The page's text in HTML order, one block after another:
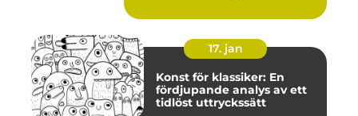
17. jan
Konst för klassiker: En
fördjupande analys av ett
tidlöst uttryckssätt